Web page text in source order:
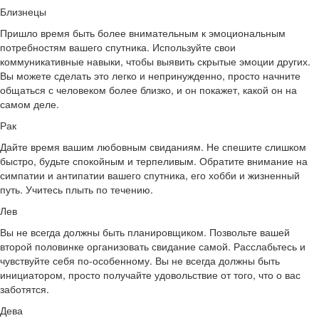
Близнецы
Пришло время быть более внимательным к эмоциональным
потребностям вашего спутника. Используйте свои
коммуникативные навыки, чтобы выявить скрытые эмоции других.
Вы можете сделать это легко и непринужденно, просто начните
общаться с человеком более близко, и он покажет, какой он на
самом деле.
Рак
Дайте время вашим любовным свиданиям. Не спешите слишком
быстро, будьте спокойным и терпеливым. Обратите внимание на
симпатии и антипатии вашего спутника, его хобби и жизненный
путь. Учитесь плыть по течению.
Лев
Вы не всегда должны быть планировщиком. Позвольте вашей
второй половинке организовать свидание самой. Расслабьтесь и
чувствуйте себя по-особенному. Вы не всегда должны быть
инициатором, просто получайте удовольствие от того, что о вас
заботятся.
Дева